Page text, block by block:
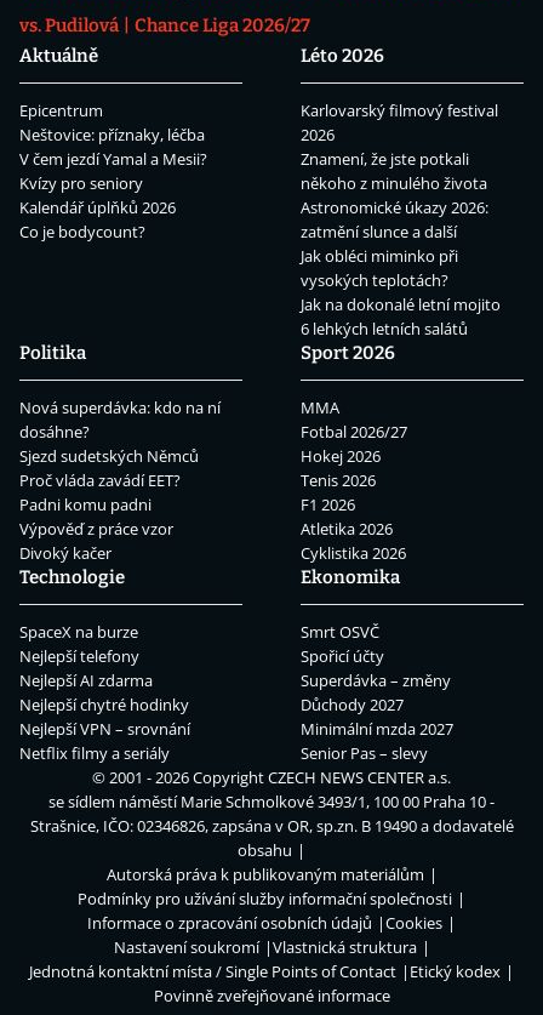
vs. Pudilová
Chance Liga 2026/27
Aktuálně
Epicentrum
Neštovice: příznaky, léčba
V čem jezdí Yamal a Mesii?
Kvízy pro seniory
Kalendář úplňků 2026
Co je bodycount?
Léto 2026
Karlovarský filmový festival
2026
Znamení, že jste potkali
někoho z minulého života
Astronomické úkazy 2026:
zatmění slunce a další
Jak obléci miminko při
vysokých teplotách?
Jak na dokonalé letní mojito
6 lehkých letních salátů
Politika
Nová superdávka: kdo na ní
dosáhne?
Sjezd sudetských Němců
Proč vláda zavádí EET?
Padni komu padni
Výpověď z práce vzor
Divoký kačer
Sport 2026
MMA
Fotbal 2026/27
Hokej 2026
Tenis 2026
F1 2026
Atletika 2026
Cyklistika 2026
Technologie
SpaceX na burze
Nejlepší telefony
Nejlepší AI zdarma
Nejlepší chytré hodinky
Nejlepší VPN – srovnání
Netflix filmy a seriály
Ekonomika
Smrt OSVČ
Spořicí účty
Superdávka – změny
Důchody 2027
Minimální mzda 2027
Senior Pas – slevy
© 2001 - 2026 CopyrightCZECH NEWS CENTER a.s.
se sídlem náměstí Marie Schmolkové 3493/1, 100 00 Praha 10 -
Strašnice, IČO: 02346826, zapsána v OR, sp.zn. B 19490 a dodavatelé
obsahu
Autorská práva k publikovaným materiálům
Podmínky pro užívání služby informační společnosti
Informace o zpracování osobních údajů
Cookies
Nastavení soukromí
Vlastnická struktura
Jednotná kontaktní místa / Single Points of Contact
Etický kodex
Povinně zveřejňované informace